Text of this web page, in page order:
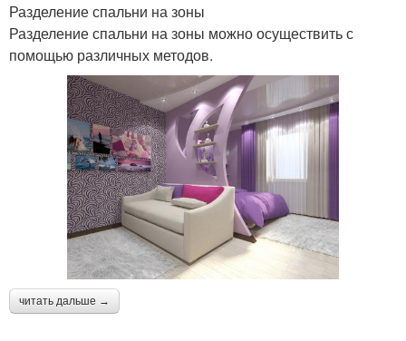
Разделение спальни на зоны
Разделение спальни на зоны можно осуществить с
помощью различных методов.
читать дальше →